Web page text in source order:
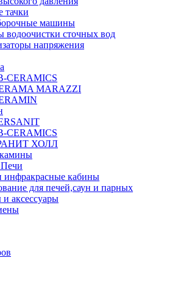
тачки
машины
водоочистки сточных вод
напряжения
CERAMICS
MARAZZI
CERAMICS
ХОЛЛ
Печи
инфракрасные кабины
для печей,саун и парных
аксессуары